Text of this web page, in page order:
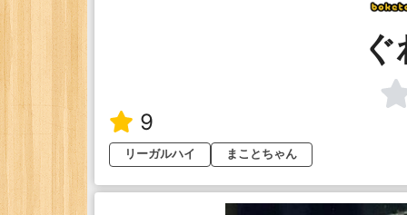
9
リーガルハイ まことちゃん